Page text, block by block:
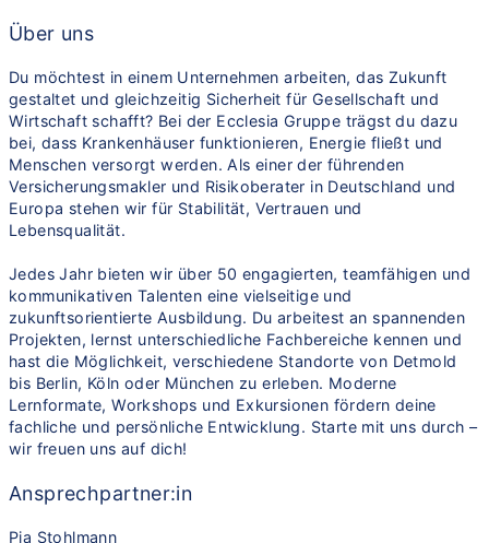
Über uns
Du möchtest in einem Unternehmen arbeiten, das Zukunft
gestaltet und gleichzeitig Sicherheit für Gesellschaft und
Wirtschaft schafft? Bei der Ecclesia Gruppe trägst du dazu
bei, dass Krankenhäuser funktionieren, Energie fließt und
Menschen versorgt werden. Als einer der führenden
Versicherungsmakler und Risikoberater in Deutschland und
Europa stehen wir für Stabilität, Vertrauen und
Lebensqualität.
Jedes Jahr bieten wir über 50 engagierten, teamfähigen und
kommunikativen Talenten eine vielseitige und
zukunftsorientierte Ausbildung. Du arbeitest an spannenden
Projekten, lernst unterschiedliche Fachbereiche kennen und
hast die Möglichkeit, verschiedene Standorte von Detmold
bis Berlin, Köln oder München zu erleben. Moderne
Lernformate, Workshops und Exkursionen fördern deine
fachliche und persönliche Entwicklung. Starte mit uns durch –
wir freuen uns auf dich!
Ansprechpartner:in
Pia Stohlmann